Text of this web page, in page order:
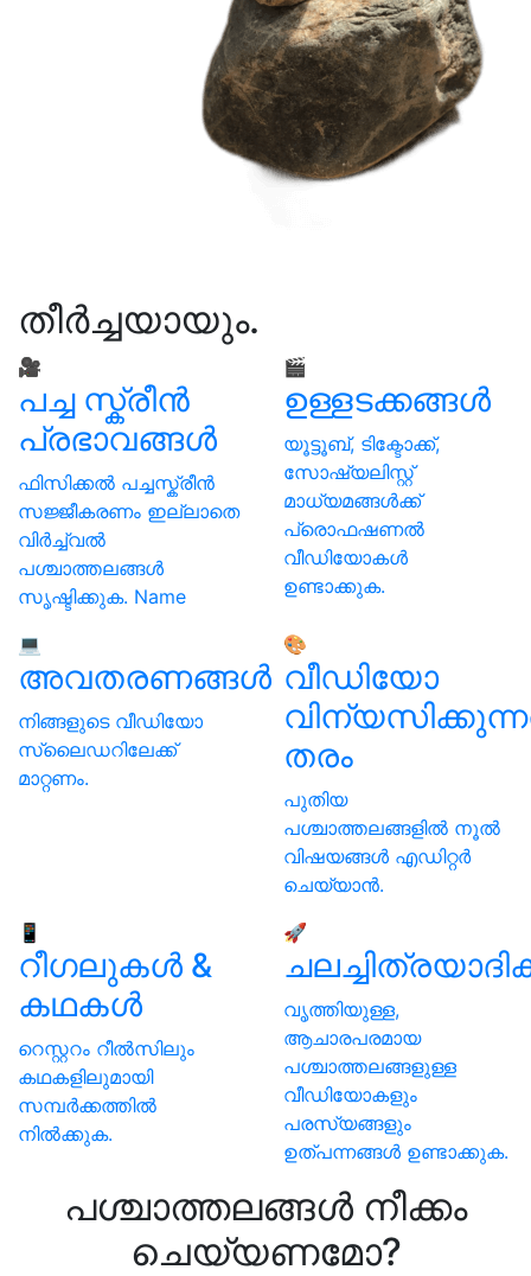
തീര്‍ച്ചയായും.
🎥
പച്ച സ്ക്രീന്‍
പ്രഭാവങ്ങള്‍
ഫിസിക്കല്‍ പച്ചസ്ക്രീന്‍
സജ്ജീകരണം ഇല്ലാതെ
വിര്‍ച്ച്വല്‍
പശ്ചാത്തലങ്ങള്‍
സൃഷ്ടിക്കുക. Name
🎬
ഉള്ളടക്കങ്ങള്‍
യൂട്ടൂബ്, ടിക്ടോക്ക്,
സോഷ്യലിസ്റ്റ്
മാധ്യമങ്ങള്‍ക്ക്
പ്രൊഫഷണല്‍
വീഡിയോകള്‍
ഉണ്ടാക്കുക.
💻
അവതരണങ്ങള്‍
നിങ്ങളുടെ വീഡിയോ
സ്ലൈഡറിലേക്ക്
മാറ്റണം.
🎨
വീഡിയോ
തരം
പുതിയ
പശ്ചാത്തലങ്ങളില്‍ നൂല്‍
വിഷയങ്ങള്‍ എഡിറ്റര്‍
ചെയ്യാന്‍.
📱
റീഗലുകള്‍ &
കഥകള്‍
റെസ്റ്ററം റീൽസിലും
കഥകളിലുമായി
സമ്പർക്കത്തിൽ
നിൽക്കുക.
🚀
വൃത്തിയുള്ള,
ആചാരപരമായ
പശ്ചാത്തലങ്ങളുള്ള
വീഡിയോകളും
പരസ്യങ്ങളും
ഉത്‌പന്നങ്ങൾ ഉണ്ടാക്കുക.
പശ്ചാത്തലങ്ങൾ നീക്കം
ചെയ്യണമോ?